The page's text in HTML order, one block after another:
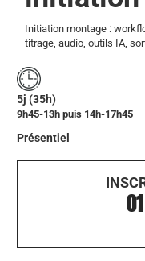
Initiation montage :
titrage, audio, outils IA,
5j (35h)
9h45-13h puis 14h-17h45
Présentiel